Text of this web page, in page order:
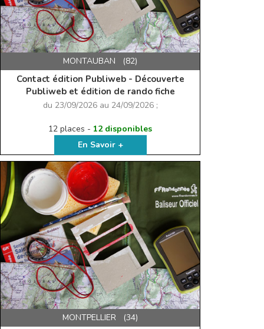
MONTAUBAN (82)
Contact édition Publiweb - Découverte
Publiweb et édition de rando fiche
du 23/09/2026 au 24/09/2026 ;
12 places - 12 disponibles
En Savoir +
MONTPELLIER (34)